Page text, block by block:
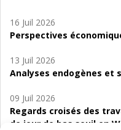
16 Juil 2026
Perspectives
13 Juil 2026
Analyses endogènes et
09 Juil 2026
Regards croisés des
de jour de bas seuil en